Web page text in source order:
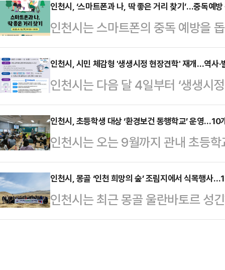
상황을 점검했다고 28일 밝혔다.이
설 민간투자사업 현장을 비롯해 수
을 대상으로 진행됐다.유 시장은 이
계획과 시운전 현황에 대한 설명을
시장은 우선 만수공공하수처리시
과 시공 현황을 점검했다.해당 사업
인천시, ‘스마트폰과 나, 딱 좋은 거리 찾기’…중독예
인천시는 스마트폰의 중독 예방을
러진 힐링 강좌를 마련한다고 28일
달누리극장에서 ‘스마트폰과 나, 딱
이 진행된다.이번 강연은 스마트폰
용이 뇌 발달에 미치는 영향을 알아
과도하게 의존하고 있는지를 자각
해 시민들이 스스로 ‘딱 좋은 거리’
핵심 목적이다…
인천시, 시민 체감형 '생생시정 현장견학' 재개…역사·
인천시는 다음 달 4일부터 ‘생생시
밝혔다.이 프로그램은 올해 3월부
제한 기간에 따라 잠시 멈췄다가 다
견학’은 지난 2012년 조례 제정 이
온 인천시 대표 체험 프로그램이다.
설 등을 방문해 시정에 대한 이해
권역, 40개 견학대상지를 47개로
인천시, 초등학생 대상 ‘환경보건 동행학교’ 운영
인천시는 오는 9월까지 관내 초등
동행학교’를 운영한다고 27일 밝혔
강화를 위한 교육 프로그램이다.시
육센터와 협력해 환경유해인자에
예방하기 위해 추진한다.올해는 관
인천시, 몽골 ‘인천 희망의 숲’ 조림지에서 식목행사
인천시는 최근 몽골 울란바토르 성
지에서 ‘2025년 인천 희망의 숲 식